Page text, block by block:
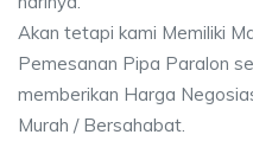
Akan tetapi kami Memiliki
Pemesanan Pipa Paralon
memberikan Harga
Murah / Bersahabat.